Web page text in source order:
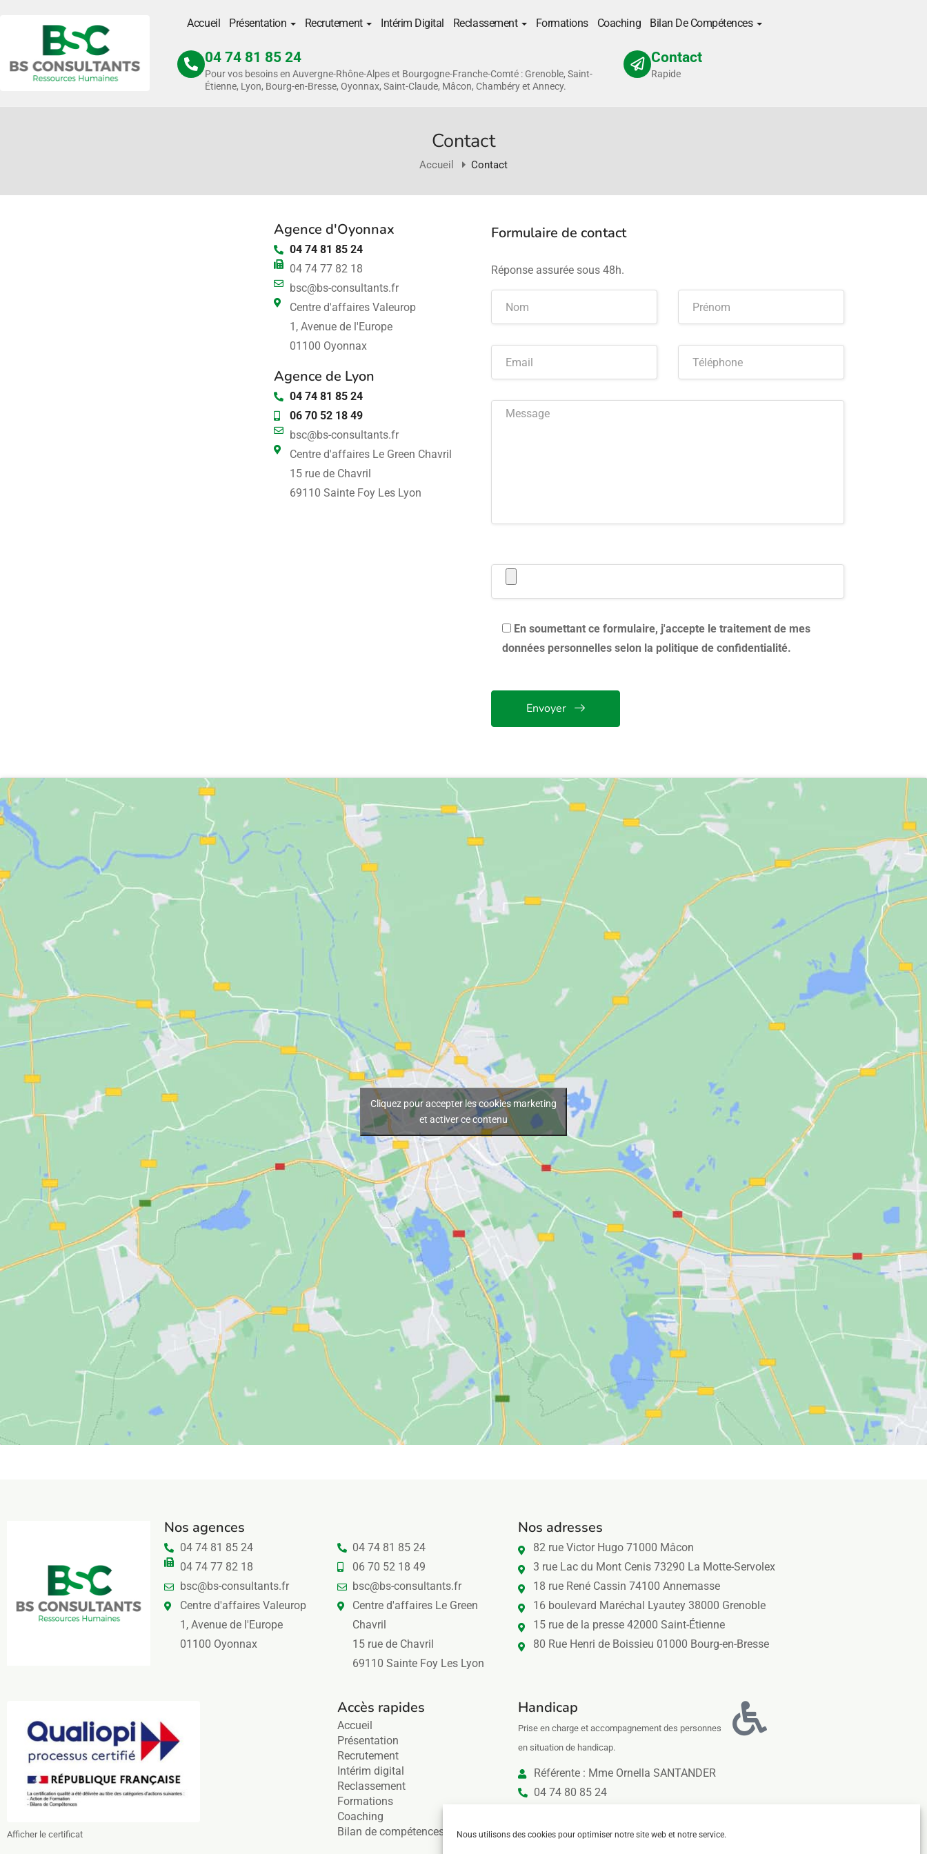
Nous utilisons des cookies pour optimiser notre site web et notre service.
Accueil Présentation Recrutement Intérim Digital Reclassement Formations Coaching Bilan De Compétences
04 74 81 85 24
Pour vos besoins en Auvergne-Rhône-Alpes et Bourgogne-Franche-Comté : Grenoble, Saint-
Étienne, Lyon, Bourg-en-Bresse, Oyonnax, Saint-Claude, Mâcon, Chambéry et Annecy.
Contact
Rapide
Contact
Accueil Contact
Agence d'Oyonnax
04 74 81 85 24
04 74 77 82 18
bsc@bs-consultants.fr
Centre d'affaires Valeurop
1, Avenue de l'Europe
01100 Oyonnax
Agence de Lyon
04 74 81 85 24
06 70 52 18 49
bsc@bs-consultants.fr
Centre d'affaires Le Green Chavril
15 rue de Chavril
69110 Sainte Foy Les Lyon
Formulaire de contact
Réponse assurée sous 48h.
En soumettant ce formulaire, j'accepte le traitement de mes
données personnelles selon la politique de confidentialité.
Envoyer
Cliquez pour accepter les cookies marketing
et activer ce contenu
Nos agences
04 74 81 85 24
04 74 77 82 18
bsc@bs-consultants.fr
Centre d'affaires Valeurop
1, Avenue de l'Europe
01100 Oyonnax
04 74 81 85 24
06 70 52 18 49
bsc@bs-consultants.fr
Centre d'affaires Le Green
Chavril
15 rue de Chavril
69110 Sainte Foy Les Lyon
Nos adresses
82 rue Victor Hugo 71000 Mâcon
3 rue Lac du Mont Cenis 73290 La Motte-Servolex
18 rue René Cassin 74100 Annemasse
16 boulevard Maréchal Lyautey 38000 Grenoble
15 rue de la presse 42000 Saint-Étienne
80 Rue Henri de Boissieu 01000 Bourg-en-Bresse
Afficher le certificat
Accès rapides
Accueil
Présentation
Recrutement
Intérim digital
Reclassement
Formations
Coaching
Bilan de compétences
Handicap
Prise en charge et accompagnement des personnes
en situation de handicap.
Référente : Mme Ornella SANTANDER
04 74 80 85 24